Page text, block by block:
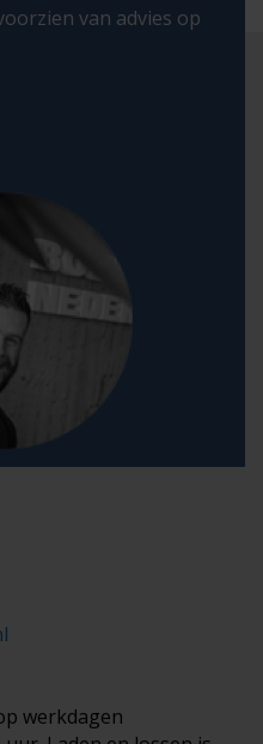
van advies op
werkdagen